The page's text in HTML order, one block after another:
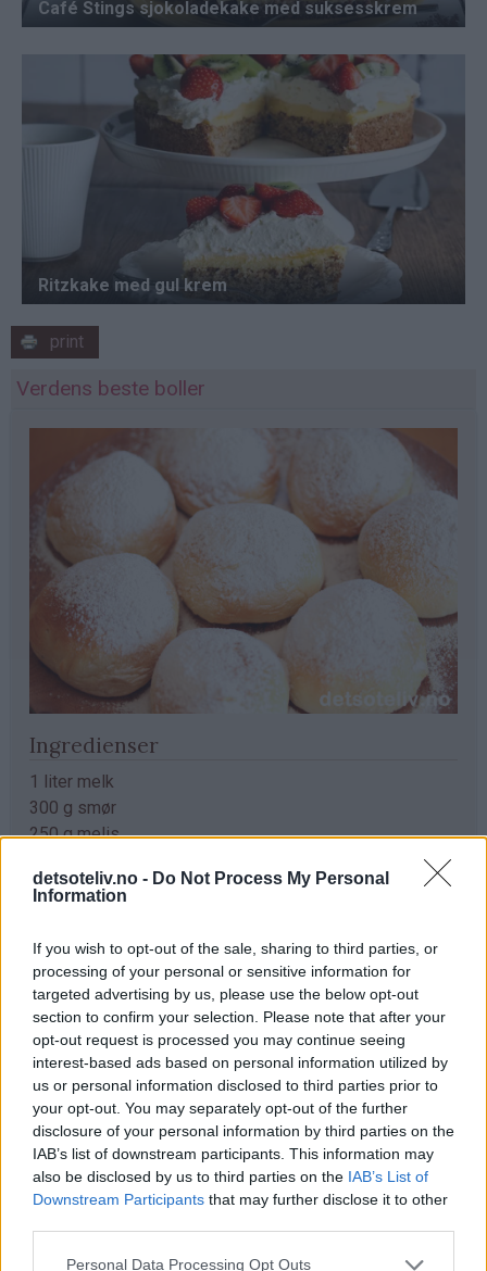
detsoteliv.no - Do Not Process My Personal
Information
If you wish to opt-out of the sale, sharing to third parties, or
processing of your personal or sensitive information for
targeted advertising by us, please use the below opt-out
section to confirm your selection. Please note that after your
opt-out request is processed you may continue seeing
interest-based ads based on personal information utilized by
us or personal information disclosed to third parties prior to
your opt-out. You may separately opt-out of the further
disclosure of your personal information by third parties on the
IAB’s list of downstream participants. This information may
also be disclosed by us to third parties on the IAB’s List of
Downstream Participants that may further disclose it to other
Personal Data Processing Opt Outs
print
Verdens beste boller
Ingredienser
1 liter melk
300 g smør
250 g melis
0,5 ts kardemomme
Pynt:
melisdryss
Fremgangsmåte
Kok opp melk, smør og melis. Avkjøl blandingen til den
er fingervarm (37°C). Rør gjæren ut i væsken. Bland i
kardemomme og hvetemel (se tips). Elt deigen til den er
smidig.
Trill ut bollene med en gang (ca 40 stk) og legg dem på
bakepapirdekkede stekeplater. La dem heve lunt i 1